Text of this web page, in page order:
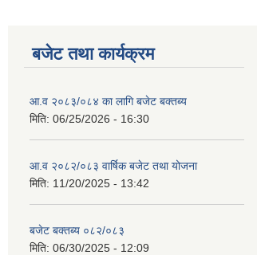
बजेट तथा कार्यक्रम
आ.व २०८३/०८४ का लागि बजेट बक्तब्य
मिति: 06/25/2026 - 16:30
आ.व २०८२/०८३ वार्षिक बजेट तथा योजना
मिति: 11/20/2025 - 13:42
बजेट बक्तब्य ०८२/०८३
मिति: 06/30/2025 - 12:09